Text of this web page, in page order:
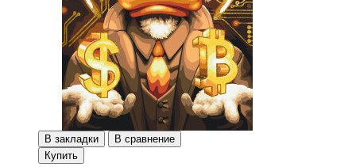
В закладки
В сравнение
Купить